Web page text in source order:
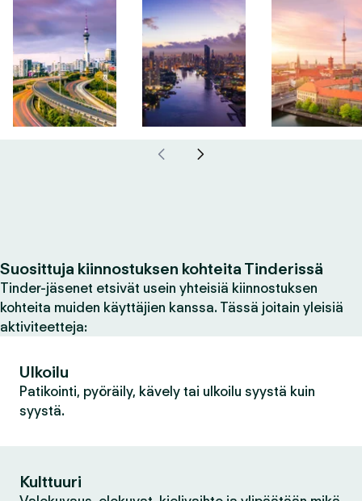
Suosittuja kiinnostuksen kohteita Tinderissä
Tinder-jäsenet etsivät usein yhteisiä kiinnostuksen
kohteita muiden käyttäjien kanssa. Tässä joitain yleisiä
aktiviteetteja:
Ulkoilu
Patikointi, pyöräily, kävely tai ulkoilu syystä kuin
syystä.
Kulttuuri